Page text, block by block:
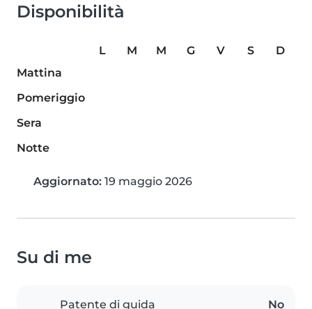
Disponibilità
L M M G V S
D
Mattina
Pomeriggio
Sera
Notte
Aggiornato: 19 maggio 2026
Su di me
Patente di guida No